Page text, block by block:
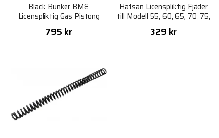
Black Bunker BM8
Licenspliktig Gas Pistong
795 kr
Hatsan Licenspliktig Fjäder
till Modell 55, 60, 65, 70, 75,
80, 85, 88, 90, 100
329 kr